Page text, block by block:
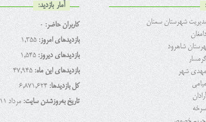
آمار بازدید:
کاربران حاضر: 0
بازدیدهای امروز:1,355
بازدیدهای دیروز:1,545
بازدیدهای این ماه:47,945
کل بازدیدها:6,871,624
تاریخ به‌روزشدن سایت:مرداد ۱۱, ۱۴۰۵
شهرستان سمنان
شاهرود
شهر